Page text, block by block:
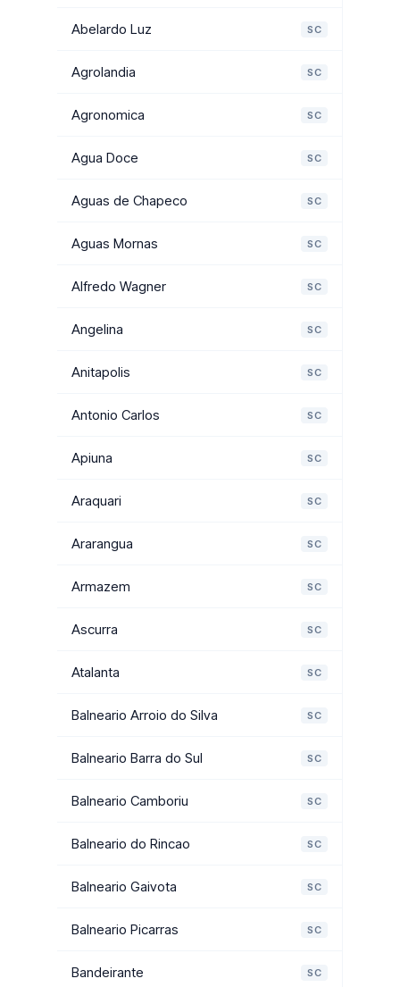
Abelardo Luz SC
Agrolandia SC
Agronomica SC
Agua Doce SC
Aguas de Chapeco SC
Aguas Mornas SC
Alfredo Wagner SC
Angelina SC
Anitapolis SC
Antonio Carlos SC
Apiuna SC
Araquari SC
Ararangua SC
Armazem SC
Ascurra SC
Atalanta SC
Balneario Arroio do Silva SC
Balneario Barra do Sul SC
Balneario Camboriu SC
Balneario do Rincao SC
Balneario Gaivota SC
Balneario Picarras SC
Bandeirante SC